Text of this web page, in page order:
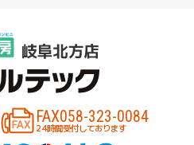
FAX058-323-0084
24時間受付しております